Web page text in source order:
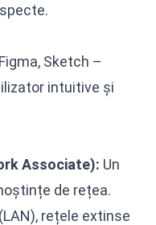
Sketch –
intuitive și
Associate): Un
de rețea.
rețele extinse